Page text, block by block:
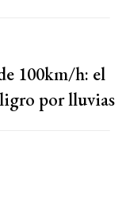
100km/h: el
por lluvias